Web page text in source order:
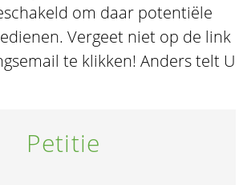
om daar potentiële
Vergeet niet op de link
te klikken! Anders telt U
Petitie